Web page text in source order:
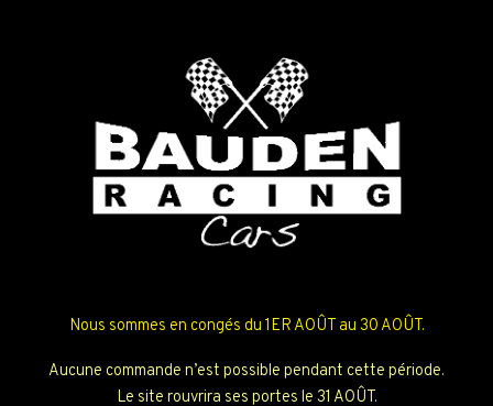
Nous sommes en congés du 1ER AOÛT au 30 AOÛT.
Aucune commande n’est possible pendant cette période.
Le site rouvrira ses portes le 31 AOÛT.